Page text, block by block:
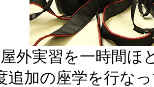
屋外実習を一時間ほ
追加の座学を行な